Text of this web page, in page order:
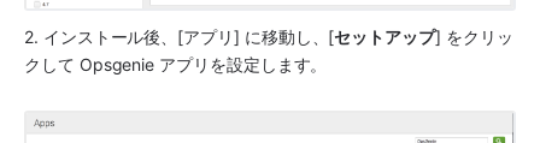
2. インストール後、[アプリ] に移動し、[セットアップ] をクリッ
クして Opsgenie アプリを設定します。